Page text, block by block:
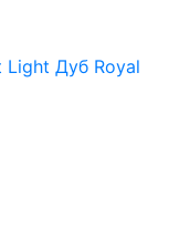
Light Дуб Royal